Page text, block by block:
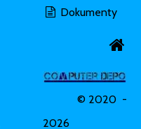
Dokumenty
© 2020 -
2026